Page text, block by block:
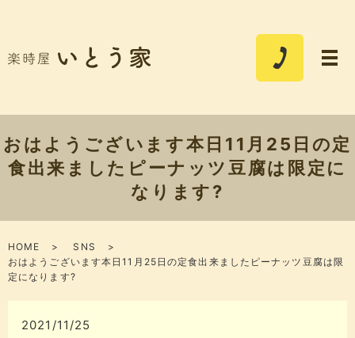
おはようございます本日11月25日の定
食出来ましたピーナッツ豆腐は限定に
なります?
HOME
SNS
おはようございます本日11月25日の定食出来ましたピーナッツ豆腐は限
定になります?
2021/11/25